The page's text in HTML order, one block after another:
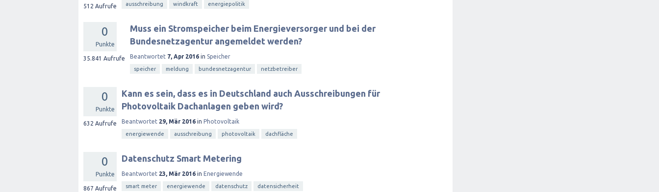
512 Aufrufe ausschreibung windkraft energiepolitik
0
Punkte
35.841 Aufrufe
Muss ein Stromspeicher beim Energieversorger und bei der
Bundesnetzagentur angemeldet werden?
Beantwortet 7, Apr 2016 in Speicher
speicher meldung bundesnetzagentur netzbetreiber
0
Punkte
632 Aufrufe
Kann es sein, dass es in Deutschland auch Ausschreibungen für
Photovoltaik Dachanlagen geben wird?
Beantwortet 29, Mär 2016 in Photovoltaik
energiewende ausschreibung photovoltaik dachfläche
0
Punkte
867 Aufrufe
Datenschutz Smart Metering
Beantwortet 23, Mär 2016 in Energiewende
smart meter energiewende datenschutz datensicherheit